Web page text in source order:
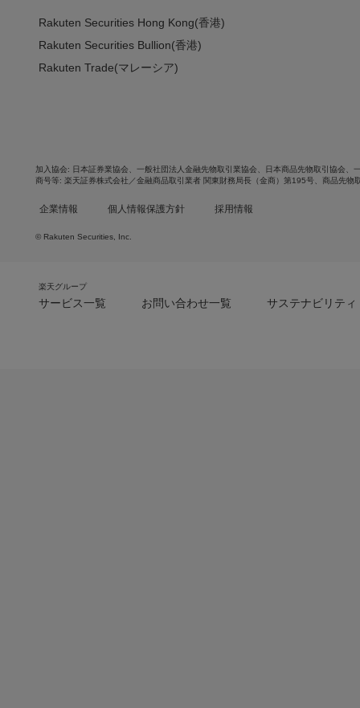
Rakuten Securities Hong Kong(香港)
Rakuten Securities Bullion(香港)
Rakuten Trade(マレーシア)
加入協会 日本証券業協会 一般社団法人金融先物取引業協会 日本商品先物取引協会
商号等
楽天証券株式会社／金融商品取引業者 関東財務局長（金商）第195号、商品先物
企業情報 個人情報保護方針 採用情報
© Rakuten Securities, Inc.
楽天グループ
サービス一覧 お問い合わせ一覧 サステナビリティ